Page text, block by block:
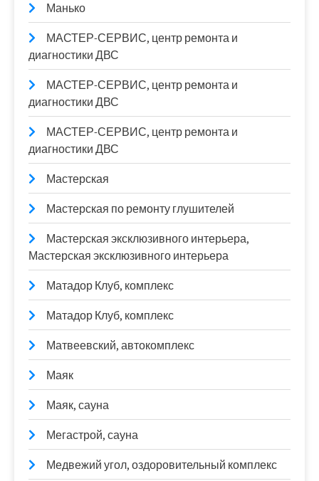
Манько
МАСТЕР-СЕРВИС, центр ремонта и
диагностики ДВС
МАСТЕР-СЕРВИС, центр ремонта и
диагностики ДВС
МАСТЕР-СЕРВИС, центр ремонта и
диагностики ДВС
Мастерская
Мастерская по ремонту глушителей
Мастерская эксклюзивного интерьера,
Мастерская эксклюзивного интерьера
Матадор Клуб, комплекс
Матадор Клуб, комплекс
Матвеевский, автокомплекс
Маяк
Маяк, сауна
Мегастрой, сауна
Медвежий угол, оздоровительный комплекс